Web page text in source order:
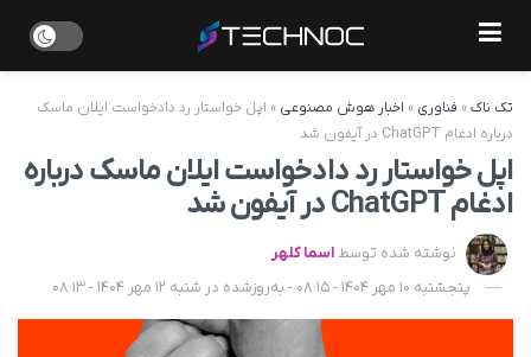
تک ناک» فناوری » اخبار هوش مصنوعی » اپل خواستار رد دادخواست ایلان ماسک
درباره ادغام ChatGPT در آیفون شد
اپل خواستار رد دادخواست ایلان ماسک درباره
ادغام ChatGPT در آیفون شد
نوشته شده توسط اسما کلهر
پنجشنبه 10 مهر 1404 - 08:15 - به‌روزشده در شنبه 12 مهر 1404 - 08:13